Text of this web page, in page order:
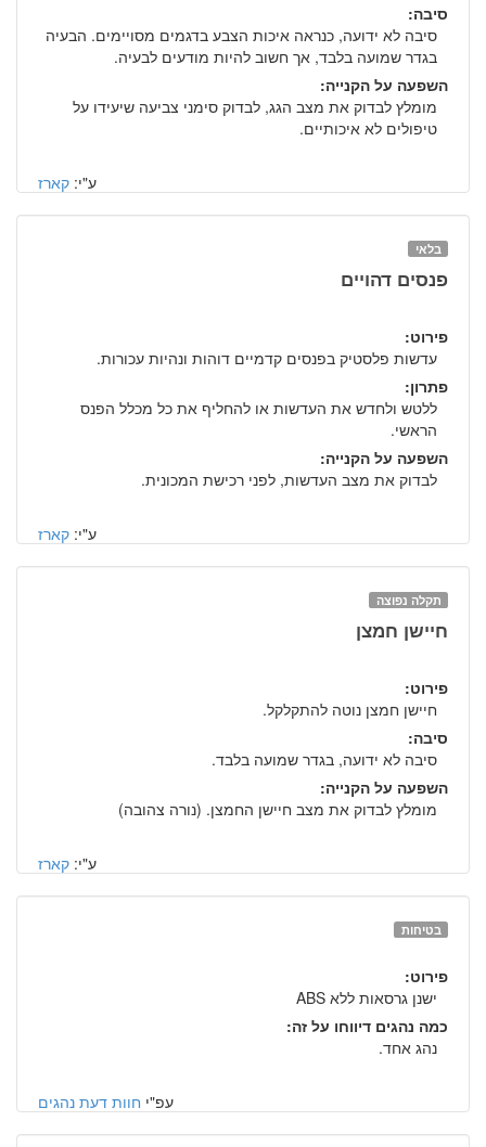
סיבה:
סיבה לא ידועה, כנראה איכות הצבע בדגמים מסויימים. הבעיה
בגדר שמועה בלבד, אך חשוב להיות מודעים לבעיה.
השפעה על הקנייה:
מומלץ לבדוק את מצב הגג, לבדוק סימני צביעה שיעידו על
טיפולים לא איכותיים.
ע"י: קארז
בלאי
פנסים דהויים
פירוט:
עדשות פלסטיק בפנסים קדמיים דוהות ונהיות עכורות.
פתרון:
ללטש ולחדש את העדשות או להחליף את כל מכלל הפנס
הראשי.
השפעה על הקנייה:
לבדוק את מצב העדשות, לפני רכישת המכונית.
ע"י: קארז
תקלה נפוצה
חיישן חמצן
פירוט:
חיישן חמצן נוטה להתקלקל.
סיבה:
סיבה לא ידועה, בגדר שמועה בלבד.
השפעה על הקנייה:
מומלץ לבדוק את מצב חיישן החמצן. (נורה צהובה)
ע"י: קארז
בטיחות
פירוט:
ישנן גרסאות ללא ABS
כמה נהגים דיווחו על זה:
נהג אחד.
עפ"י חוות דעת נהגים